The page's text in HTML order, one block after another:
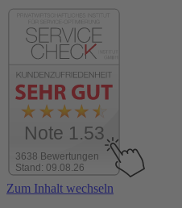
3638 Bewertungen
Stand: 09.08.26
Note 1.53
Zum Inhalt wechseln